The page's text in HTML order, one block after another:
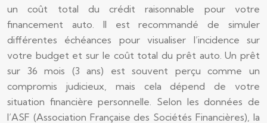
un coût total du crédit raisonnable pour votre
financement auto. Il est recommandé de simuler
différentes échéances pour visualiser l’incidence sur
votre budget et sur le coût total du prêt auto. Un prêt
sur 36 mois (3 ans) est souvent perçu comme un
compromis judicieux, mais cela dépend de votre
situation financière personnelle. Selon les données de
l’ASF (Association Française des Sociétés Financières), la